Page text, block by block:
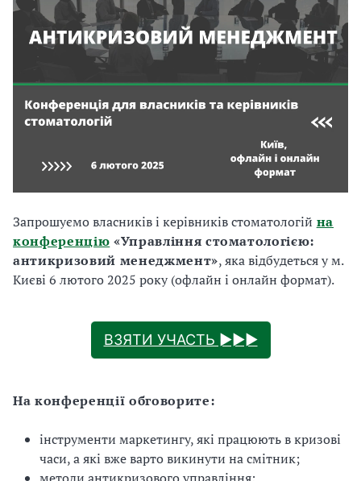
Запрошуємо власників і керівників стоматологій на
конференцію «Управління стоматологією:
антикризовий менеджмент», яка відбудеться у м.
Києві 6 лютого 2025 року (офлайн і онлайн формат).
ВЗЯТИ УЧАСТЬ ►►►
На конференції обговорите:
інструменти маркетингу, які працюють в кризові
часи, а які вже варто викинути на смітник;